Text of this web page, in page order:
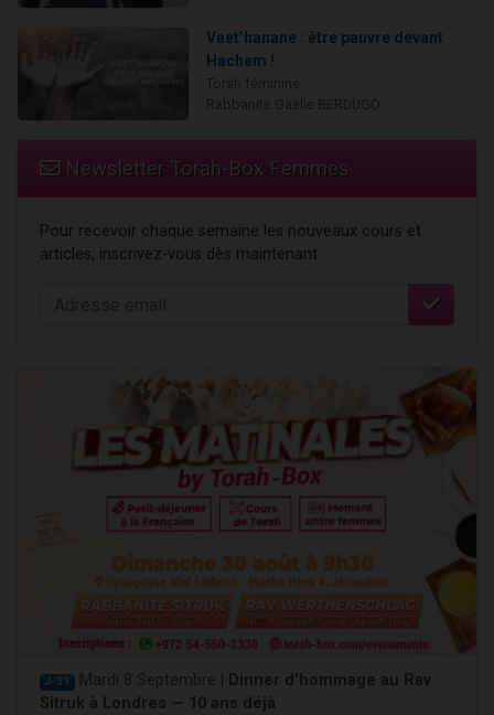
Vaet’hanane : être pauvre devant
Hachem !
Newsletter Torah-Box Femmes
Pour recevoir chaque semaine les nouveaux cours et
articles, inscrivez-vous dès maintenant :
J-31 Mardi 8 Septembre | Dinner d'hommage au Rav
Sitruk à Londres — 10 ans déjà